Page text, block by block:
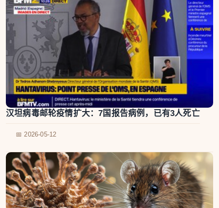
汉坦病毒邮轮疫情扩大：7国报告病例，已有3人死亡
📅 2026-05-12